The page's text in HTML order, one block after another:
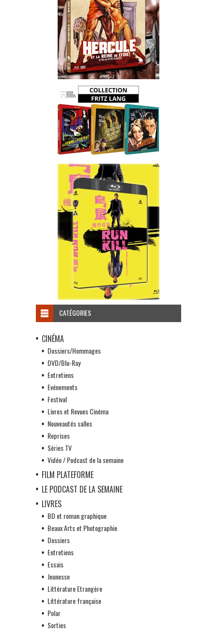
CATÉGORIES
CINÉMA
Dossiers/Hommages
DVD/Blu-Ray
Entretiens
Evénements
Festival
Livres et Revues Cinéma
Nouveautés salles
Reprises
Séries TV
Vidéo / Podcast de la semaine
FILM PLATEFORME
LE PODCAST DE LA SEMAINE
LIVRES
BD et roman graphique
Beaux Arts et Photographie
Dossiers
Entretiens
Essais
Jeunesse
Littérature Etrangère
Littérature française
Polar
Sorties